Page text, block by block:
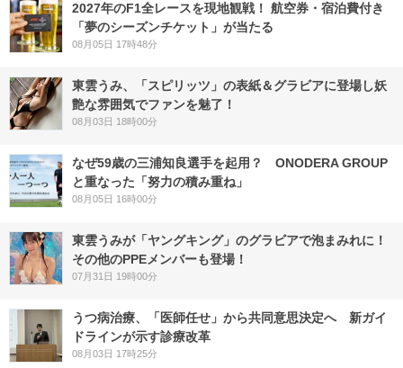
2027年のF1全レースを現地観戦！ 航空券・宿泊費付き
「夢のシーズンチケット」が当たる
08月05日 17時48分
東雲うみ、「スピリッツ」の表紙＆グラビアに登場し妖
艶な雰囲気でファンを魅了！
08月03日 18時00分
なぜ59歳の三浦知良選手を起用？ ONODERA GROUP
と重なった「努力の積み重ね」
08月05日 16時00分
東雲うみが「ヤングキング」のグラビアで泡まみれに！
その他のPPEメンバーも登場！
07月31日 19時00分
うつ病治療、「医師任せ」から共同意思決定へ 新ガイ
ドラインが示す診療改革
08月03日 17時25分